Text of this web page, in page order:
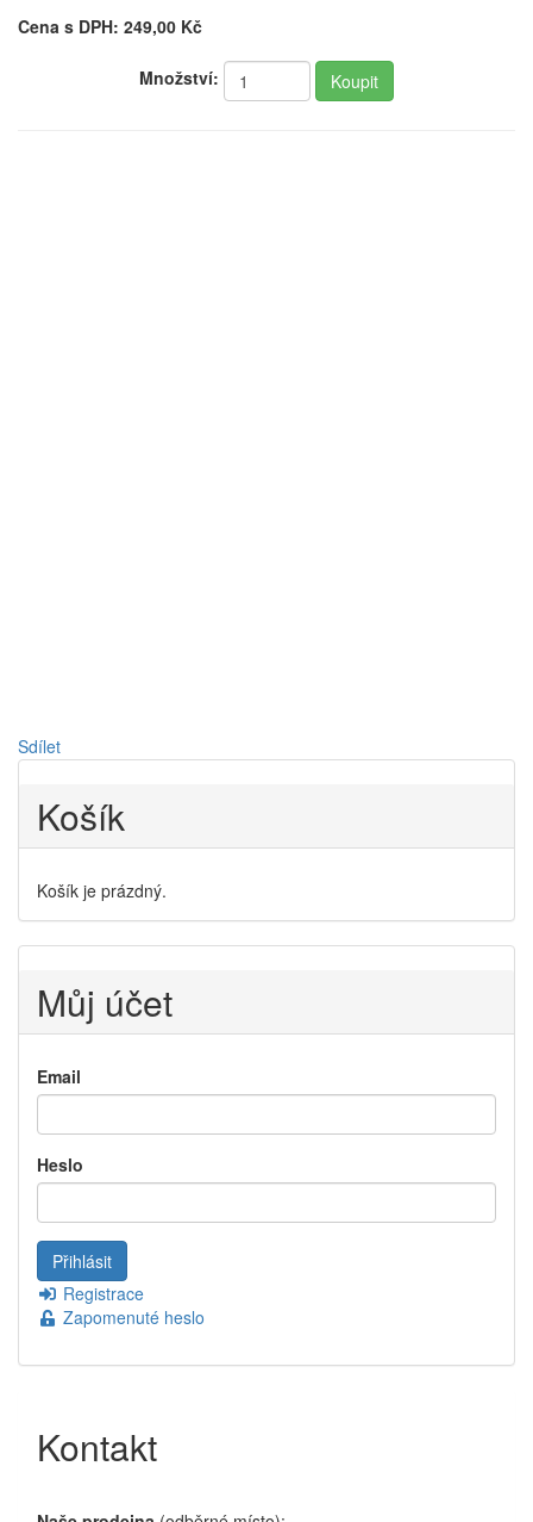
Cena s DPH: 249,00 Kč
Množství:
Sdílet
Košík
Košík je prázdný.
Můj účet
Email
Heslo
Registrace
Zapomenuté heslo
Kontakt